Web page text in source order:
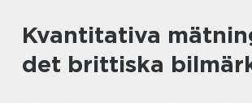
Kvantitativa
det brittiska